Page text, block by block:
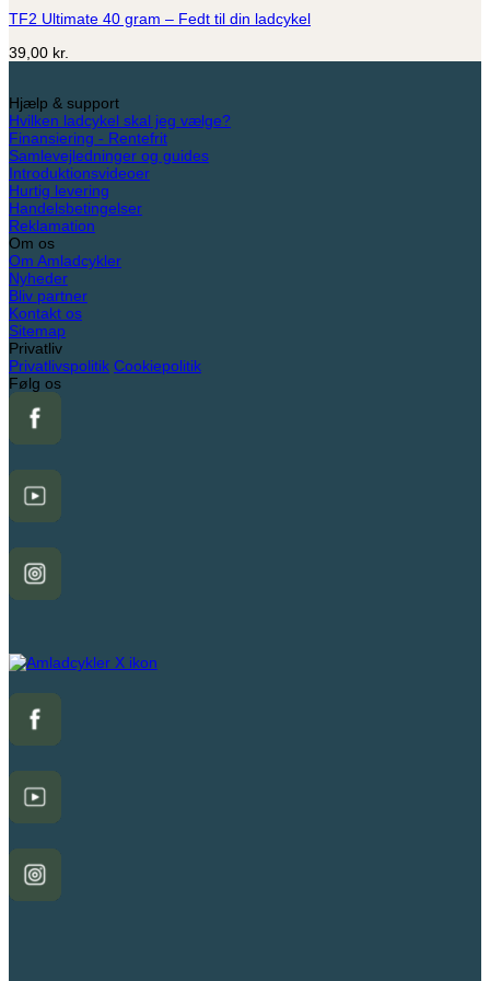
TF2 Ultimate 40 gram – Fedt til din ladcykel
39,00 kr.
Hjælp & support
Hvilken ladcykel skal jeg vælge?
Finansiering - Rentefrit
Samlevejledninger og guides
Introduktionsvideoer
Hurtig levering
Handelsbetingelser
Reklamation
Om os
Om Amladcykler
Nyheder
Bliv partner
Kontakt os
Sitemap
Privatliv
Privatlivspolitik Cookiepolitik
Følg os